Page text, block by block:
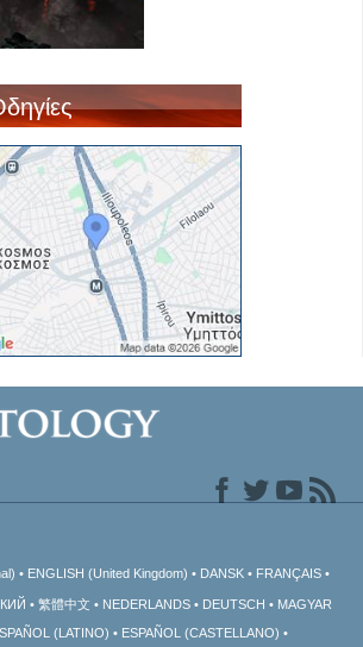
ENGLISH (United Kingdom) DANSK FRANÇAIS
繁體中文 NEDERLANDS DEUTSCH
MAGYAR
(LATINO) ESPAÑOL (CASTELLANO)